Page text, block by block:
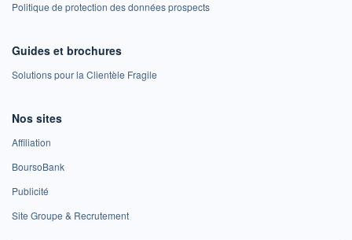
Politique de protection des données prospects
Guides et brochures
Solutions pour la Clientèle Fragile
Nos sites
Affiliation
BoursoBank
Publicité
Site Groupe & Recrutement